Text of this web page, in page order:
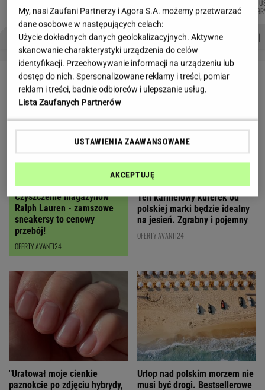
Autorzy:
KUCHARCZYK
JACHIMIAK
WIATROWSKI-BUJACZ
PROBLEMY POLSKICH SIATKARZY ZNAK Z '30' WISŁAWA SZYMBORSKA
LETNIE OKAZJE
Czyszczenie magazynów
Ralph Lauren - zamszowe
sneakersy to cenowy
przebój!
OFERTY AVANTI24
Ten karmelowy kuferek od
polskiej marki będzie idealny
na jesień. Zgrabny i pojemny
OFERTY AVANTI24
"Uratował moje cienkie
paznokcie po zdjęciu hybrydy,
Urlop nad polskim morzem nie
musi być drogi. Bestsellerowe
My, nasi Zaufani Partnerzy i Agora S.A. możemy przetwarzać
dane osobowe w następujących celach:
Użycie dokładnych danych geolokalizacyjnych. Aktywne
skanowanie charakterystyki urządzenia do celów
identyfikacji. Przechowywanie informacji na urządzeniu lub
dostęp do nich. Spersonalizowane reklamy i treści, pomiar
reklam i treści, badnie odbiorców i ulepszanie usług.
Lista Zaufanych Partnerów
USTAWIENIA ZAAWANSOWANE
AKCEPTUJĘ